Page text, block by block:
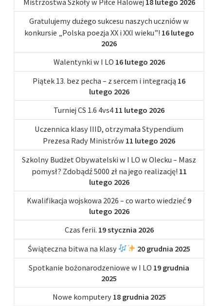
Gratulujemy dużego sukcesu naszych uczniów w
konkursie „Polska poezja XX i XXI wieku”! 16 lutego
2026
Walentynki w I LO 16 lutego 2026
Piątek 13. bez pecha – z sercem i integracją 16
lutego 2026
Turniej CS 1.6 4vs4 11 lutego 2026
Uczennica klasy IIID, otrzymała Stypendium
Prezesa Rady Ministrów 11 lutego 2026
Szkolny Budżet Obywatelski w I LO w Olecku – Masz
pomysł? Zdobądź 5000 zł na jego realizację! 11
lutego 2026
Kwalifikacja wojskowa 2026 – co warto wiedzieć 9
lutego 2026
Czas ferii. 19 stycznia 2026
Świąteczna bitwa na klasy
20 grudnia 2025
Spotkanie bożonarodzeniowe w I LO 19 grudnia
2025
Nowe komputery 18 grudnia 2025